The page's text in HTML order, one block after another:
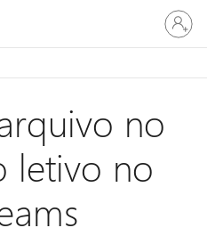
Iniciar
sessão
na
no
letivo no